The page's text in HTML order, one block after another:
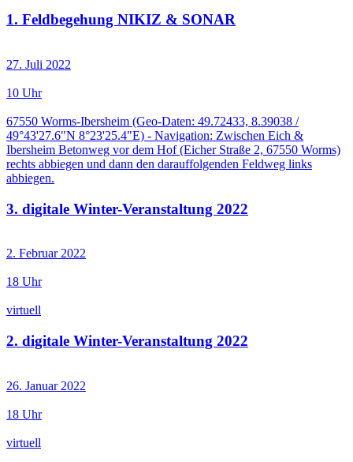
1. Feldbegehung NIKIZ & SONAR
27. Juli 2022
10 Uhr
67550 Worms-Ibersheim (Geo-Daten: 49.72433, 8.39038 /
49°43'27.6"N 8°23'25.4"E) - Navigation: Zwischen Eich &
Ibersheim Betonweg vor dem Hof (Eicher Straße 2, 67550 Worms)
rechts abbiegen und dann den darauffolgenden Feldweg links
abbiegen.
3. digitale Winter-Veranstaltung 2022
2. Februar 2022
18 Uhr
virtuell
2. digitale Winter-Veranstaltung 2022
26. Januar 2022
18 Uhr
virtuell